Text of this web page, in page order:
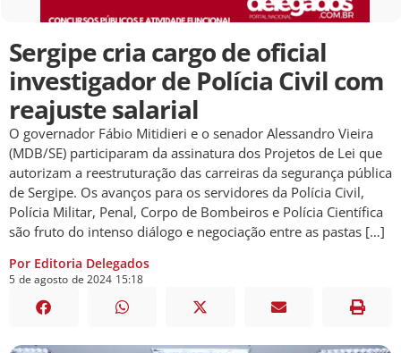
Sergipe cria cargo de oficial
investigador de Polícia Civil com
reajuste salarial
O governador Fábio Mitidieri e o senador Alessandro Vieira
(MDB/SE) participaram da assinatura dos Projetos de Lei que
autorizam a reestruturação das carreiras da segurança pública
de Sergipe. Os avanços para os servidores da Polícia Civil,
Polícia Militar, Penal, Corpo de Bombeiros e Polícia Científica
são fruto do intenso diálogo e negociação entre as pastas […]
Por Editoria Delegados
5 de agosto de 2024 15:18